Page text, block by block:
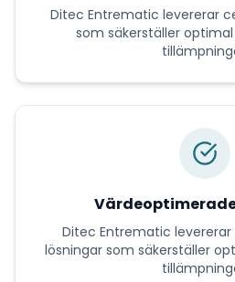
Ditec Entrematic levererar
som säkerställer
Ditec Entrematic levererar
lösningar som säkerställer